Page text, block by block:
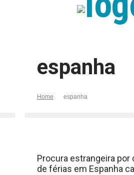
espanha
Home espanha
Procura estrangeira por
de férias em Espanha